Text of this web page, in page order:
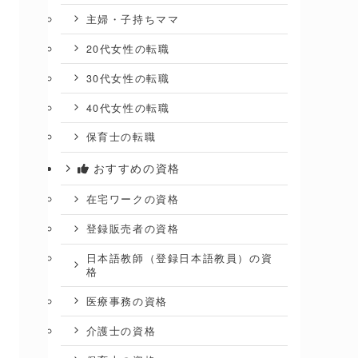
主婦・子持ちママ
20代女性の転職
30代女性の転職
40代女性の転職
保育士の転職
おすすめの資格
在宅ワークの資格
登録販売者の資格
日本語教師（登録日本語教員）の資
格
医療事務の資格
介護士の資格